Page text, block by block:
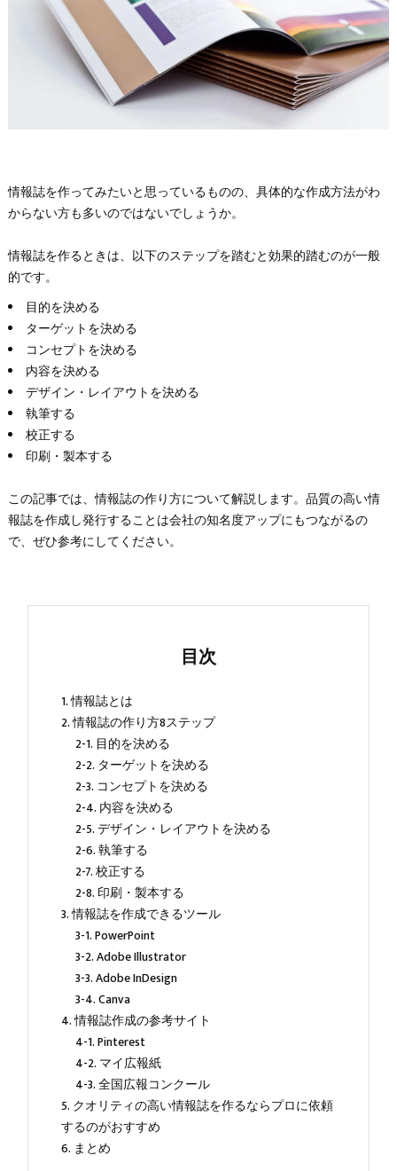
情報誌を作ってみたいと思っているものの、具体的な作成方法がわ
からない方も多いのではないでしょうか。
情報誌を作るときは、以下のステップを踏むと効果的踏むのが一般
的です。
目的を決める
ターゲットを決める
コンセプトを決める
内容を決める
デザイン・レイアウトを決める
執筆する
校正する
印刷・製本する
この記事では、情報誌の作り方について解説します。品質の高い情
報誌を作成し発行することは会社の知名度アップにもつながるの
で、ぜひ参考にしてください。
目次
1. 情報誌とは
2. 情報誌の作り方8ステップ
2-1. 目的を決める
2-2. ターゲットを決める
2-3. コンセプトを決める
2-4. 内容を決める
2-5. デザイン・レイアウトを決める
2-6. 執筆する
2-7. 校正する
2-8. 印刷・製本する
3. 情報誌を作成できるツール
3-1. PowerPoint
3-2. Adobe Illustrator
3-3. Adobe InDesign
3-4. Canva
4. 情報誌作成の参考サイト
4-1. Pinterest
4-2. マイ広報紙
4-3. 全国広報コンクール
5. クオリティの高い情報誌を作るならプロに依頼
するのがおすすめ
6. まとめ